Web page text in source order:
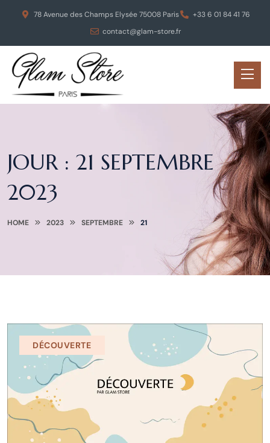
78 Avenue des Champs Elysée 75008 Paris
+33 6 01 84 41 76
contact@glam-store.fr
JOUR : 21 SEPTEMBRE
2023
HOME 2023 SEPTEMBRE 21
DÉCOUVERTE